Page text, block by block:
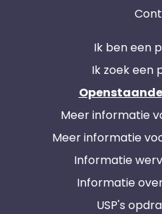
Ik ben een
Ik zoek een
Meer informatie
Meer informatie
Informatie
Informatie
USP's